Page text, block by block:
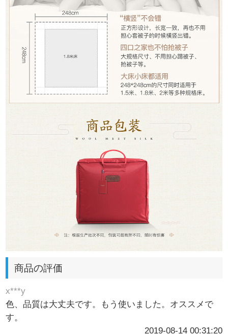
商品の評価
x***y
色、品質は大丈夫です。もう使いました。オススメで
す。
2019-08-14 00:31:20